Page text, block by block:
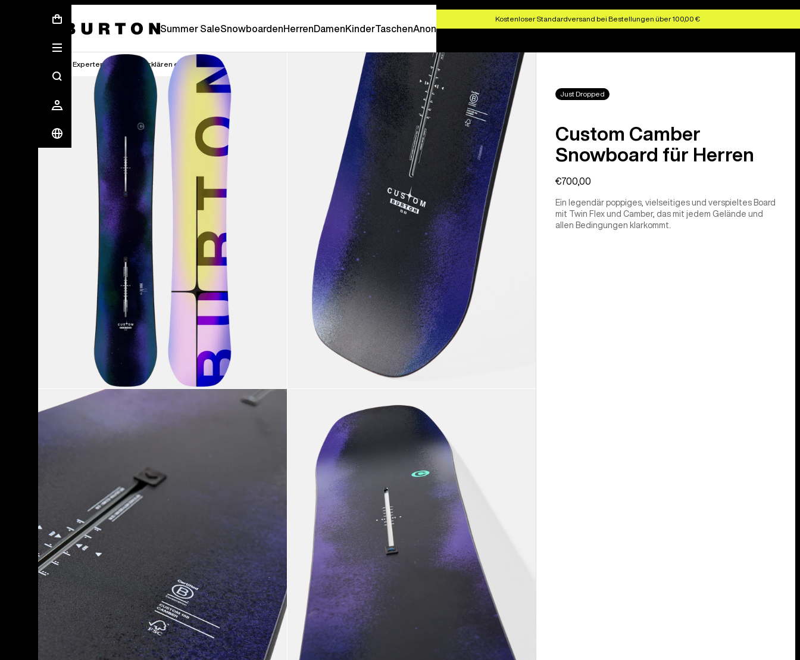
Kostenloser Standardversand bei Bestellungen über 100,00 €
Summer SaleSnowboardenHerrenDamenKinderTaschenAnon
Die Experten von Burton erklären es dir
Just Dropped
Custom Camber
Snowboard für Herren
€700,00
Ein legendär poppiges, vielseitiges und verspieltes Board
mit Twin Flex und Camber, das mit jedem Gelände und
allen Bedingungen klarkommt.